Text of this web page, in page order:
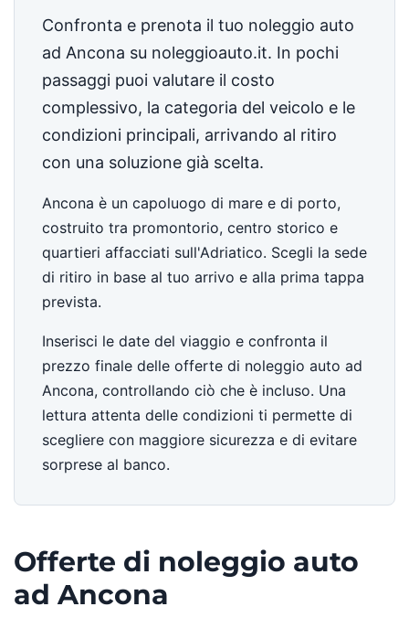
Confronta e prenota il tuo noleggio auto
ad Ancona su noleggioauto.it. In pochi
passaggi puoi valutare il costo
complessivo, la categoria del veicolo e le
condizioni principali, arrivando al ritiro
con una soluzione già scelta.
Ancona è un capoluogo di mare e di porto,
costruito tra promontorio, centro storico e
quartieri affacciati sull'Adriatico. Scegli la sede
di ritiro in base al tuo arrivo e alla prima tappa
prevista.
Inserisci le date del viaggio e confronta il
prezzo finale delle offerte di noleggio auto ad
Ancona, controllando ciò che è incluso. Una
lettura attenta delle condizioni ti permette di
scegliere con maggiore sicurezza e di evitare
sorprese al banco.
Offerte di noleggio auto
ad Ancona